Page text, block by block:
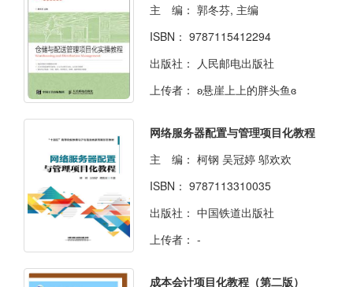
主 编： 郭冬芬, 主编
ISBN： 9787115412294
出版社：
人民邮电出版社
上传者： ʚ悬崖上上的胖头鱼ɞ
网络服务器配置与管理项目化教程
主 编： 柯钢 吴冠婷 邬欢欢
ISBN： 9787113310035
出版社： 中国铁道出版社
上传者： -
成本会计项目化教程（第二版）